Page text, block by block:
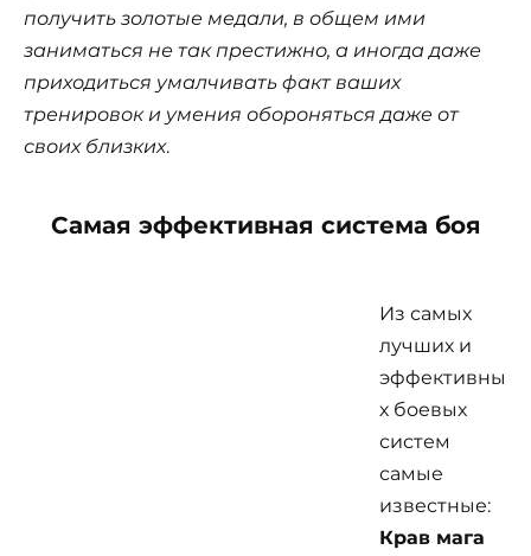
получить золотые медали, в общем ими
заниматься не так престижно, а иногда даже
приходиться умалчивать факт ваших
тренировок и умения обороняться даже от
своих близких.
Самая эффективная система боя
Из самых
лучших и
эффективны
х боевых
систем
самые
известные:
Крав мага